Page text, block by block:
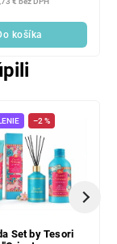
košíka
–2 %
Set by Tesori